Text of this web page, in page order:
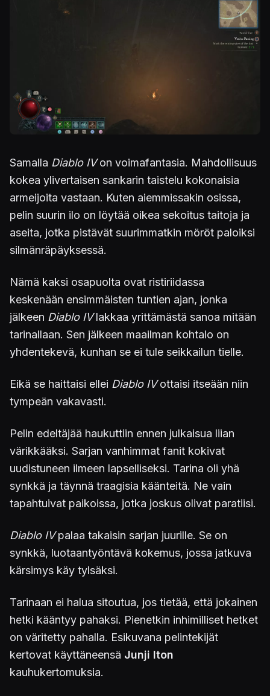
Samalla Diablo IVon voimafantasia. Mahdollisuus
kokea ylivertaisen sankarin taistelu kokonaisia
armeijoita vastaan. Kuten aiemmissakin osissa,
pelin suurin ilo on löytää oikea sekoitus taitoja ja
aseita, jotka pistävät suurimmatkin möröt paloiksi
silmänräpäyksessä.
Nämä kaksi osapuolta ovat ristiriidassa
keskenään ensimmäisten tuntien ajan, jonka
jälkeen Diablo IVlakkaa yrittämästä sanoa mitään
tarinallaan. Sen jälkeen maailman kohtalo on
yhdentekevä, kunhan se ei tule seikkailun tielle.
Eikä se haittaisi ellei Diablo IVottaisi itseään niin
tympeän vakavasti.
Pelin edeltäjää haukuttiin ennen julkaisua liian
värikkääksi. Sarjan vanhimmat fanit kokivat
uudistuneen ilmeen lapselliseksi. Tarina oli yhä
synkkä ja täynnä traagisia käänteitä. Ne vain
tapahtuivat paikoissa, jotka joskus olivat paratiisi.
Diablo IVpalaa takaisin sarjan juurille. Se on
synkkä, luotaantyöntävä kokemus, jossa jatkuva
kärsimys käy tylsäksi.
Tarinaan ei halua sitoutua, jos tietää, että jokainen
hetki kääntyy pahaksi. Pienetkin inhimilliset hetket
on väritetty pahalla. Esikuvana pelintekijät
kertovat käyttäneensä Junji Iton
kauhukertomuksia.